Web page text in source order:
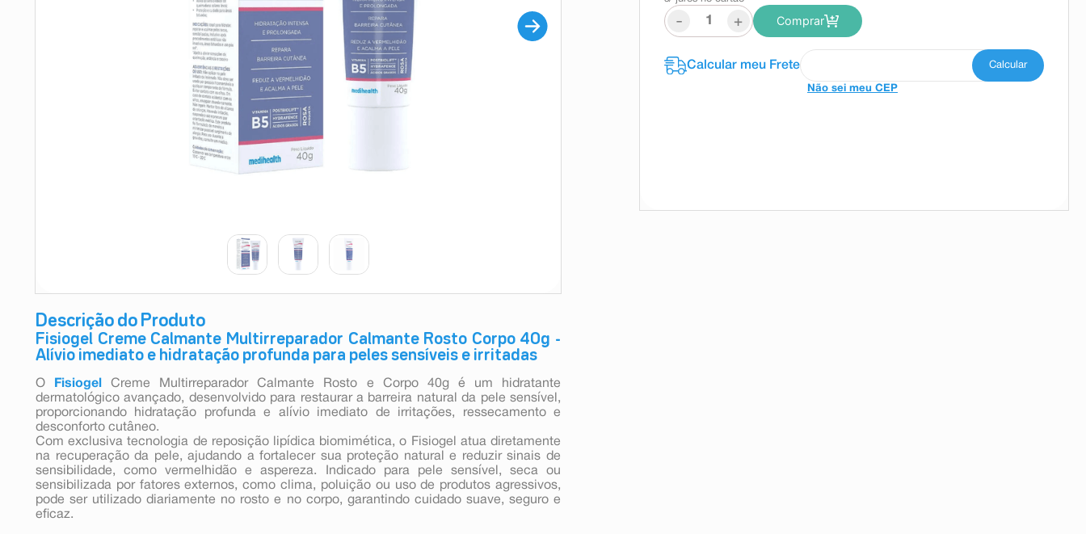
Descrição do Produto
Fisiogel Creme Calmante Multirreparador Calmante Rosto Corpo 40g -
Alívio imediato e hidratação profunda para peles sensíveis e irritadas
O Fisiogel
Creme Multirreparador Calmante Rosto e Corpo 40g é um hidratante
dermatológico avançado, desenvolvido para restaurar a barreira natural da pele sensível,
proporcionando hidratação profunda e alívio imediato de irritações, ressecamento e
desconforto cutâneo.
Com exclusiva tecnologia de reposição lipídica biomimética, o Fisiogel atua diretamente
na recuperação da pele, ajudando a fortalecer sua proteção natural e reduzir sinais de
sensibilidade, como vermelhidão e aspereza. Indicado para pele sensível, seca ou
sensibilizada por fatores externos, como clima, poluição ou uso de produtos agressivos,
pode ser utilizado diariamente no rosto e no corpo, garantindo cuidado suave, seguro e
eficaz.
- + Comprar
Não sei meu CEP
9º
esmalte
10ºabsorvente